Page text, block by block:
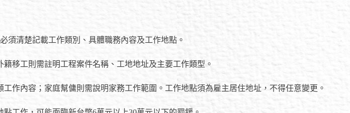
須清楚記載工作類別、具體職務內容及工作地點。
移工則需註明工程案件名稱、工地地址及主要工作類型。
作內容；家庭幫傭則需說明家務工作範圍。工作地點須為雇主居住地址，不得任意變更。